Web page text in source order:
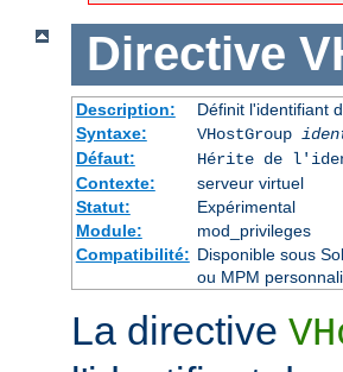
Directive
Description:
Définit l'identifiant
Syntaxe:
VHostGroup
Défaut:
Hérite de
Contexte:
serveur virtuel
Statut:
Expérimental
Module:
mod_privileges
Compatibilité: Disponible sous
ou MPM
La directive